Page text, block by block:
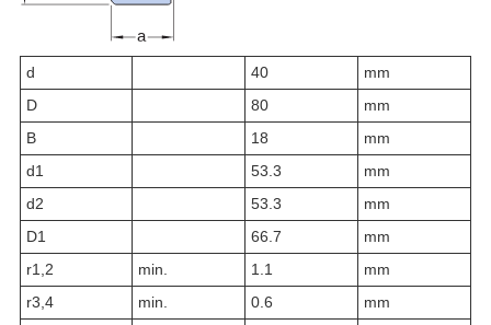
d 40
mm
D
80
mm
B
18
mm
d1 53.3
mm
d2 53.3
mm
D1 66.7
mm
r1,2 min. 1.1
mm
r3,4 min. 0.6
mm